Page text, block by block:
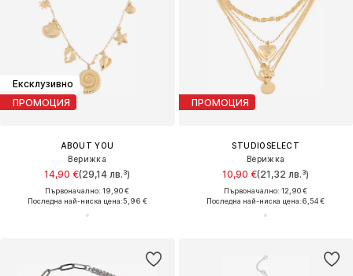
Ексклузивно
ПРОМОЦИЯ
ABOUT YOU
Верижка
14,90 €(29,14 лв.³)
Първоначално: 19,90 €
Последна най-ниска цена:5,96 €
ПРОМОЦИЯ
STUDIOSELECT
Верижка
10,90 €(21,32 лв.³)
Първоначално: 12,90 €
Последна най-ниска цена:6,54 €